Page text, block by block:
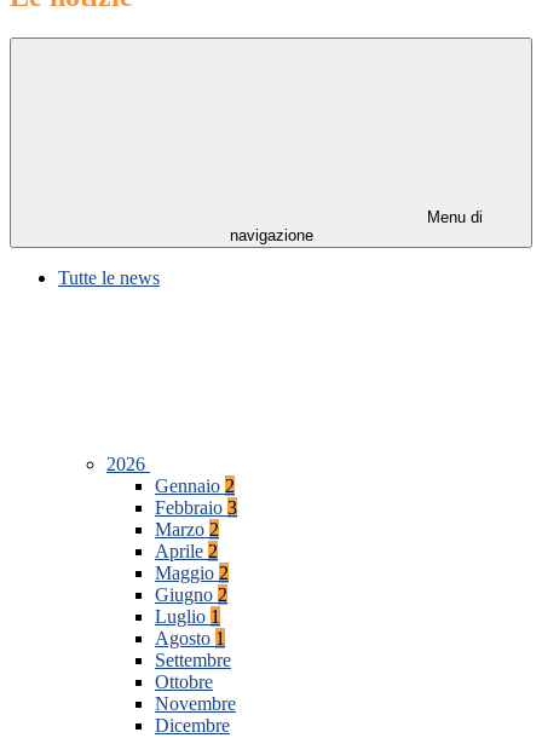
Menu di
navigazione
Tutte le news
2026
Gennaio 2
Febbraio 3
Marzo 2
Aprile 2
Maggio 2
Giugno 2
Luglio 1
Agosto 1
Settembre
Ottobre
Novembre
Dicembre